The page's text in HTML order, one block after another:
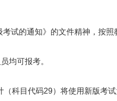
试的通知》的文件精神，按
均可报考。
科目代码29）将使用新版考